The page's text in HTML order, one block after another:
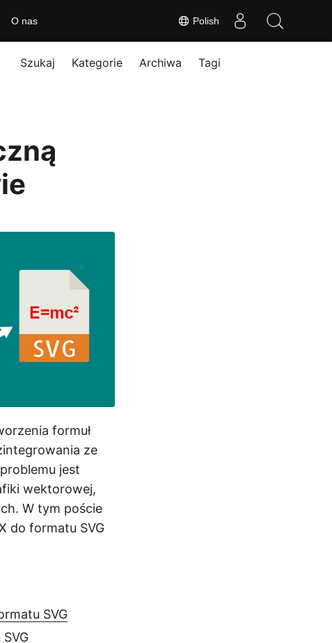
Polish
O nas
Szukaj Kategorie Archiwa Tagi
formuł
ze
jest
wektorowej,
W tym poście
do formatu SVG
SVG